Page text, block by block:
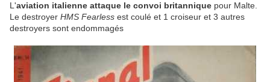
L'aviation italienne attaque le convoi britannique pour Malte.
Le destroyer HMS Fearless est coulé et 1 croiseur et 3 autres
destroyers sont endommagés